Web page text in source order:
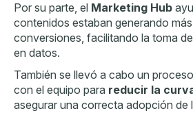
Por su parte, el Marketing Hub
contenidos estaban generando
conversiones, facilitando la toma
en datos.
También se llevó a cabo un
con el equipo para reducir la
asegurar una correcta adopción de